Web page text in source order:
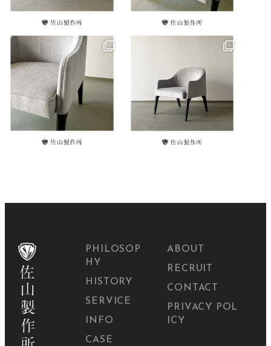
PHILOSOP
HY
HISTORY
SERVICE
INFO
CASE
ABOUT
RECRUIT
CONTACT
PRIVACY POL
ICY